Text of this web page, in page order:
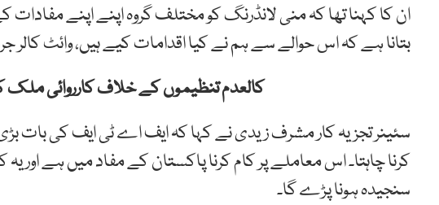
ان کا کہنا تھا کہ منی لانڈرنگ کو مختلف گروہ اپنے اپنے
بتانا ہے کہ اس حوالے سے ہم نے کیا اقدامات کیے ہیں، وائٹ کالر
کالعدم تنظیموں کے خلاف کارروائی
سئینر تجزیہ کار مشرف زیدی نے کہا کہ ایف اے ٹی ایف کی بات
کرنا چاہتا۔ اس معاملے پر کام کرنا پاکستان کے مفاد میں ہے اور
سنجیدہ ہونا پڑے گا۔